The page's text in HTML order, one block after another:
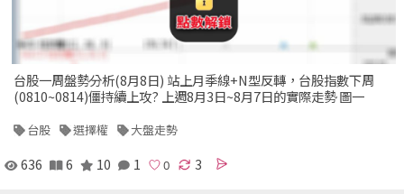
台股一周盤勢分析(8月8日) 站上月季線+N型反轉，台股指數下周
(0810~0814)僵持續上攻? 上週8月3日~8月7日的實際走勢 圖一
台股 選擇權 大盤走勢
636 6 10 1 3